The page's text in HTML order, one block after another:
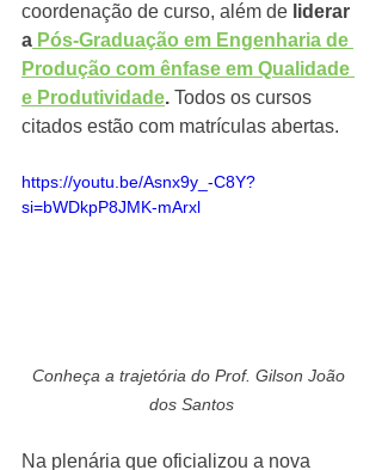
coordenação de curso, além de liderar
a Pós-Graduação em Engenharia de
Produção com ênfase em Qualidade
e Produtividade. Todos os cursos
citados estão com matrículas abertas.
https://youtu.be/Asnx9y_-C8Y?
si=bWDkpP8JMK-mArxl
Conheça a trajetória do Prof. Gilson João
dos Santos
Na plenária que oficializou a nova